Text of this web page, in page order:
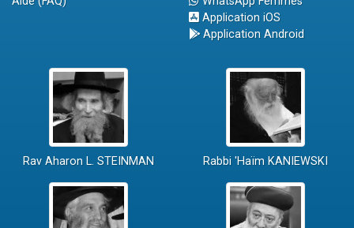
Application iOS
Application Android
Rav Aharon L. STEINMAN Rabbi 'Haïm KANIEWSKI